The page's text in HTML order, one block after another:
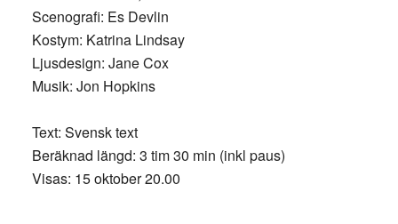
Scenografi: Es Devlin
Kostym: Katrina Lindsay
Ljusdesign: Jane Cox
Musik: Jon Hopkins
Text: Svensk text
Beräknad längd: 3 tim 30 min (inkl paus)
Visas: 15 oktober 20.00